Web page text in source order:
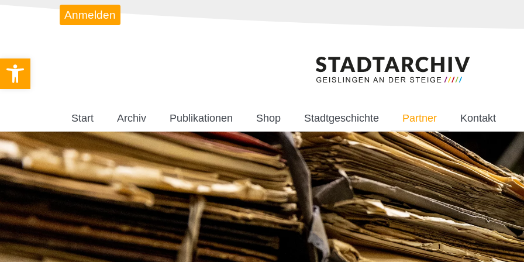
Anmelden
Start Archiv Publikationen Shop Stadtgeschichte Partner Kontakt
Werkzeugleiste öffnen